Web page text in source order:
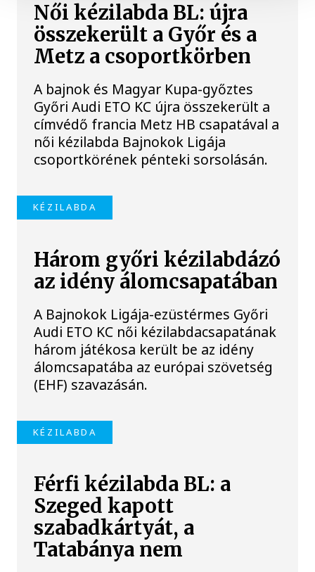
Női kézilabda BL: újra
összekerült a Győr és a
Metz a csoportkörben
A bajnok és Magyar Kupa-győztes
Győri Audi ETO KC újra összekerült a
címvédő francia Metz HB csapatával a
női kézilabda Bajnokok Ligája
csoportkörének pénteki sorsolásán.
KÉZILABDA
Három győri kézilabdázó
az idény álomcsapatában
A Bajnokok Ligája-ezüstérmes Győri
Audi ETO KC női kézilabdacsapatának
három játékosa került be az idény
álomcsapatába az európai szövetség
(EHF) szavazásán.
KÉZILABDA
Férfi kézilabda BL: a
Szeged kapott
szabadkártyát, a
Tatabánya nem